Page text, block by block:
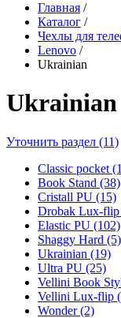
Главная /
Каталог /
Чехлы для
Lenovo /
Ukrainian
Ukrainian
Уточнить раздел (11)
Classic pocket
Book Stand (38)
Cristall PU (15)
Drobak Lux-flip
Elastic PU (102)
Shaggy Hard (5)
Ukrainian (19)
Ultra PU (25)
Vellini Book
Vellini Lux-flip
Wonder (2)